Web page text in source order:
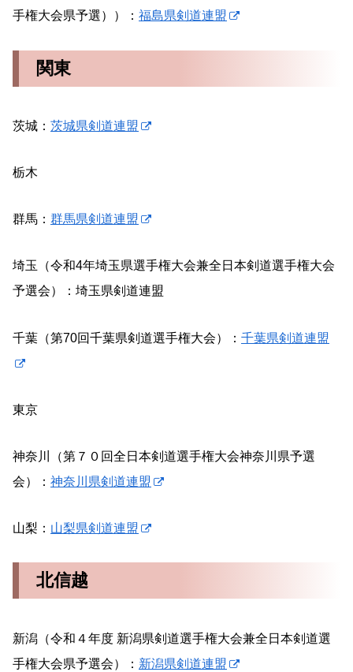
手権大会県予選））： 福島県剣道連盟
関東
茨城： 茨城県剣道連盟
栃木
群馬： 群馬県剣道連盟
埼玉（令和4年埼玉県選手権大会兼全日本剣道選手権大会
予選会）：埼玉県剣道連盟
千葉（第70回千葉県剣道選手権大会）： 千葉県剣道連盟
東京
神奈川（第７０回全日本剣道選手権大会神奈川県予選
会）： 神奈川県剣道連盟
山梨： 山梨県剣道連盟
北信越
新潟（令和４年度 新潟県剣道選手権大会兼全日本剣道選
手権大会県予選会）： 新潟県剣道連盟